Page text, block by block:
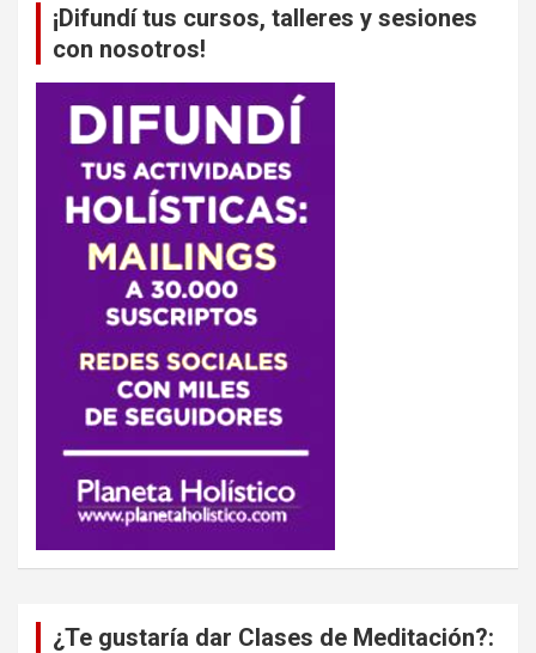
¡Difundí tus cursos, talleres y sesiones
con nosotros!
¿Te gustaría dar Clases de Meditación?: